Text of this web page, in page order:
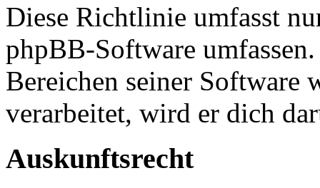
Diese Richtlinie umfasst
phpBB-Software
Bereichen seiner Software
verarbeitet, wird er dich
Auskunftsrecht